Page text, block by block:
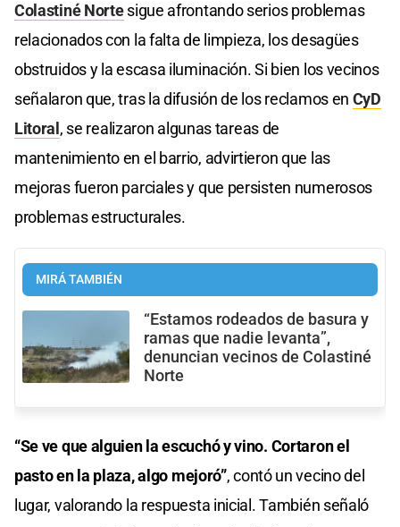
Colastiné Nortesigue afrontando serios problemas
relacionados con la falta de limpieza, los desagües
obstruidos y la escasa iluminación. Si bien los vecinos
señalaron que, tras la difusión de los reclamos en CyD
Litoral , se realizaron algunas tareas de
mantenimiento en el barrio, advirtieron que las
mejoras fueron parciales y que persisten numerosos
problemas estructurales.
MIRÁ TAMBIÉN
“Estamos rodeados de basura y
ramas que nadie levanta”,
denuncian vecinos de Colastiné
Norte
“Se ve que alguien la escuchó y vino. Cortaron el
pasto en la plaza,algo mejoró”, contó un vecino del
lugar, valorando la respuesta inicial. También señaló